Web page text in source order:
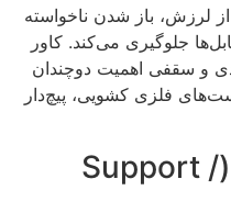
لرزش، باز شدن ناخواسته
جلوگیری می‌کند. کاور
و سقفی اهمیت دوچندان
فلزی کشویی، پیچ‌دار
ساپورت سینی کابل (Support /